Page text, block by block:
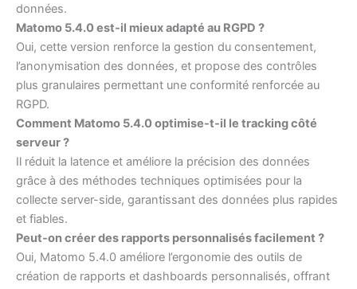
données.
Matomo 5.4.0 est-il mieux adapté au RGPD ?
Oui, cette version renforce la gestion du consentement,
l’anonymisation des données, et propose des contrôles
plus granulaires permettant une conformité renforcée au
RGPD.
Comment Matomo 5.4.0 optimise-t-il le tracking côté
serveur ?
Il réduit la latence et améliore la précision des données
grâce à des méthodes techniques optimisées pour la
collecte server-side, garantissant des données plus rapides
et fiables.
Peut-on créer des rapports personnalisés facilement ?
Oui, Matomo 5.4.0 améliore l’ergonomie des outils de
création de rapports et dashboards personnalisés, offrant